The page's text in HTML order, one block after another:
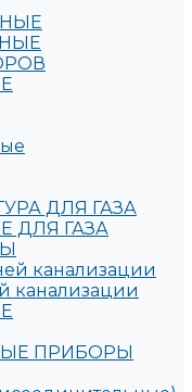
ДЛЯ ГАЗА
ДЛЯ ГАЗА
канализации
канализации
ПРИБОРЫ